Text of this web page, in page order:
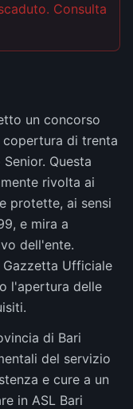
. Consulta
un concorso
di trenta
Questa
rivolta ai
protette, ai sensi
e mira a
dell'ente.
Ufficiale
l'apertura delle
di Bari
del servizio
e cure a un
in ASL Bari